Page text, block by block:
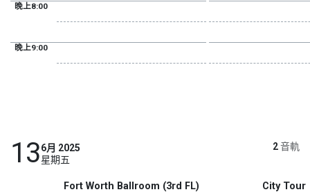
晚上8:00
晚上9:00
136月 2025
星期五
2音軌
Fort Worth Ballroom (3rd FL) City Tour